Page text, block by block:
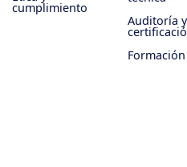
cumplimiento
Auditoría y
Formación